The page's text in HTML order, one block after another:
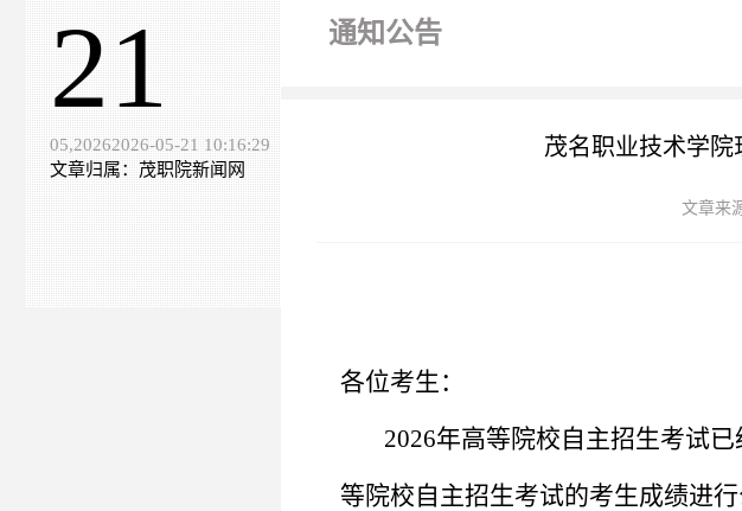
通知公告
21
05,20262026-05-21 10:16:29
文章归属：茂职院新闻网
茂名职业技术学院
文章来
各位考生：
2026年高等院校自主招生考试已
等院校自主招生考试的考生成绩进行